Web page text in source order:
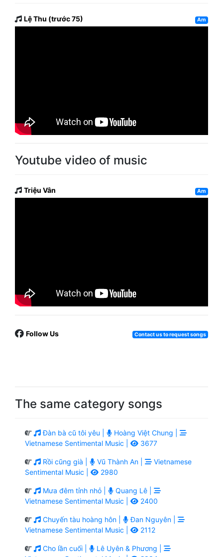
Lệ Thu (trước 75) Am
Youtube video of music
Triệu Vân Am
Follow Us Contact us to request songs
The same category songs
Đàn bà cũ tôi yêu |
Hoàng Việt Chung |
Vietnamese Sentimental Music |
3677
Rồi cũng già | Vũ Thành An |
Vietnamese
Sentimental Music |
2980
Mưa đêm tỉnh nhỏ |
Quang Lê |
Vietnamese Sentimental Music |
2400
Chuyến tàu hoàng hôn |
Đan Nguyên |
Vietnamese Sentimental Music |
2112
Cho lần cuối |
Lê Uyên & Phương |